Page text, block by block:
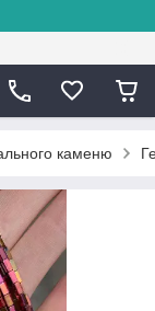
каменю